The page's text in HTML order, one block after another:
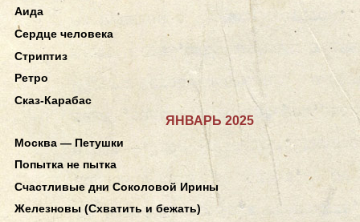
Аида
Сердце человека
Стриптиз
Ретро
Сказ-Карабас
ЯНВАРЬ 2025
Москва — Петушки
Попытка не пытка
Счастливые дни Соколовой Ирины
Железновы (Схватить и бежать)